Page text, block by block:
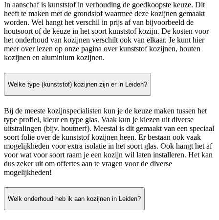
In aanschaf is kunststof in verhouding de goedkoopste keuze. Dit
heeft te maken met de grondstof waarmee deze kozijnen gemaakt
worden. Wel hangt het verschil in prijs af van bijvoorbeeld de
houtsoort of de keuze in het soort kunststof kozijn. De kosten voor
het onderhoud van kozijnen verschilt ook van elkaar. Je kunt hier
meer over lezen op onze pagina over kunststof kozijnen, houten
kozijnen en aluminium kozijnen.
Welke type (kunststof) kozijnen zijn er in Leiden?
Bij de meeste kozijnspecialisten kun je de keuze maken tussen het
type profiel, kleur en type glas. Vaak kun je kiezen uit diverse
uitstralingen (bijv. houtnerf). Meestal is dit gemaakt van een speciaal
soort folie over de kunststof kozijnen heen. Er bestaan ook vaak
mogelijkheden voor extra isolatie in het soort glas. Ook hangt het af
voor wat voor soort raam je een kozijn wil laten installeren. Het kan
dus zeker uit om offertes aan te vragen voor de diverse
mogelijkheden!
Welk onderhoud heb ik aan kozijnen in Leiden?